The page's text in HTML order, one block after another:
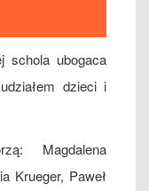
schola ubogaca
dzieci i
Magdalena
Krueger, Paweł